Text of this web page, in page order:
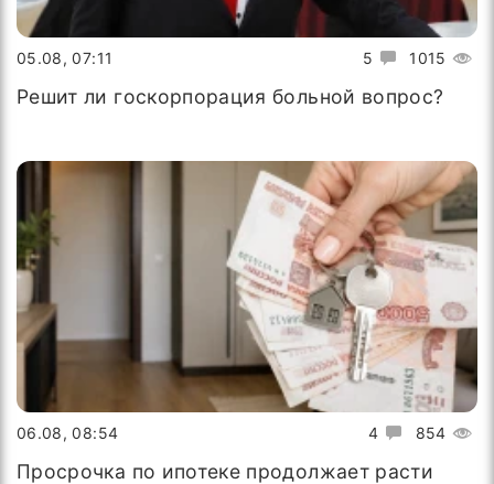
5 1015
05.08, 07:11
Решит ли госкорпорация больной вопрос?
4 854
06.08, 08:54
Просрочка по ипотеке продолжает расти